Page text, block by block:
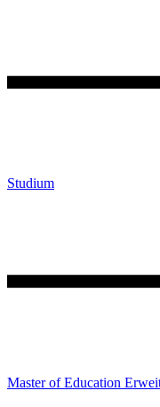
Studium
Master of Education